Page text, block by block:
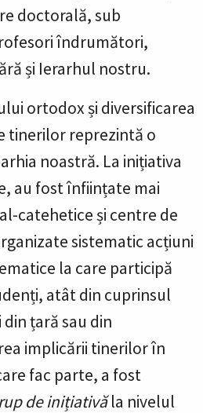
doctorală, sub
îndrumători,
și Ierarhul nostru.
ortodox și diversificarea
tinerilor reprezintă o
noastră. La inițiativa
au fost înființate mai
catehetice și centre de
sistematic acțiuni
la care participă
atât din cuprinsul
țară sau din
implicării tinerilor în
fac parte, a fost
de inițiativăla nivelul